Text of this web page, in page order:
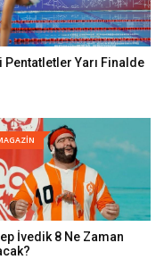
Pentatletler Yarı Finalde
İvedik 8 Ne Zaman